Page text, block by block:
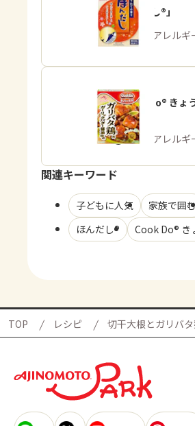
「ほんだし®」
商品・アレルギ
「Cook Do® きょ
鶏用
商品・アレルギ
関連キーワード
子どもに人気 家族で囲む
ほんだし®
Cook Do® き
TOP レシピ 切干大根とガリバ